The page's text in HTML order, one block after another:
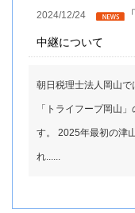
2024/12/24
中継について
朝日税理士法人岡山
「トライフープ岡山
す。 2025年最初の津
れ......